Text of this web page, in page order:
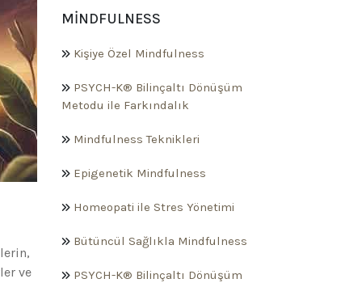
ve
MINDFULNESS
Kişiye Özel Mindfulness
PSYCH-K® Bilinçaltı Dönüşüm
Metodu ile Farkındalık
Mindfulness Teknikleri
Epigenetik Mindfulness
Homeopati ile Stres Yönetimi
Bütüncül Sağlıkla Mindfulness
PSYCH-K® Bilinçaltı Dönüşüm